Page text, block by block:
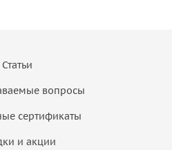
Статьи
вопросы
сертификаты
и акции